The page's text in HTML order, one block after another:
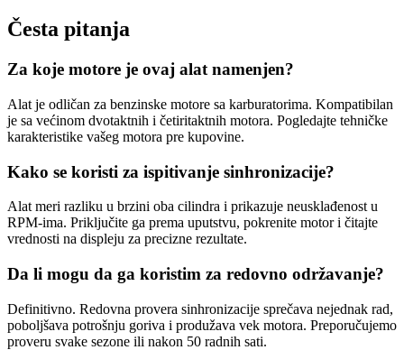
Česta pitanja
Za koje motore je ovaj alat namenjen?
Alat je odličan za benzinske motore sa karburatorima. Kompatibilan
je sa većinom dvotaktnih i četiritaktnih motora. Pogledajte tehničke
karakteristike vašeg motora pre kupovine.
Kako se koristi za ispitivanje sinhronizacije?
Alat meri razliku u brzini oba cilindra i prikazuje neusklađenost u
RPM-ima. Priključite ga prema uputstvu, pokrenite motor i čitajte
vrednosti na displeju za precizne rezultate.
Da li mogu da ga koristim za redovno održavanje?
Definitivno. Redovna provera sinhronizacije sprečava nejednak rad,
poboljšava potrošnju goriva i produžava vek motora. Preporučujemo
proveru svake sezone ili nakon 50 radnih sati.